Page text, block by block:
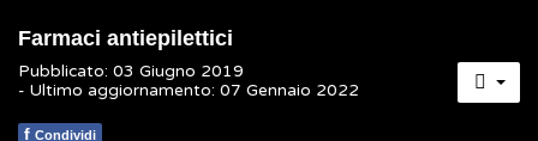
Farmaci antiepilettici
Pubblicato: 03 Giugno 2019
- Ultimo aggiornamento: 07 Gennaio 2022
f Condividi